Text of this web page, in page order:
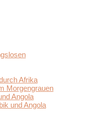
Afrika
Morgengrauen
Angola
und Angola